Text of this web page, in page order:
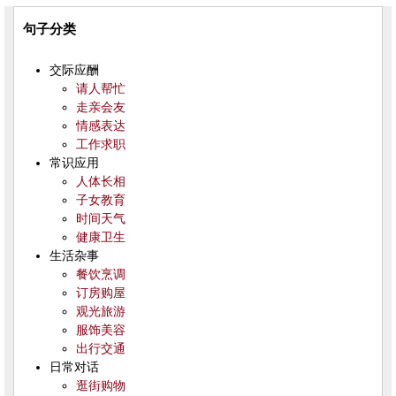
句子分类
交际应酬
请人帮忙
走亲会友
情感表达
工作求职
常识应用
人体长相
子女教育
时间天气
健康卫生
生活杂事
餐饮烹调
订房购屋
观光旅游
服饰美容
出行交通
日常对话
逛街购物